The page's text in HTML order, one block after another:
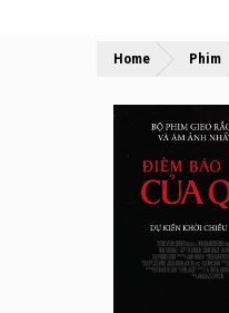
Home Phim